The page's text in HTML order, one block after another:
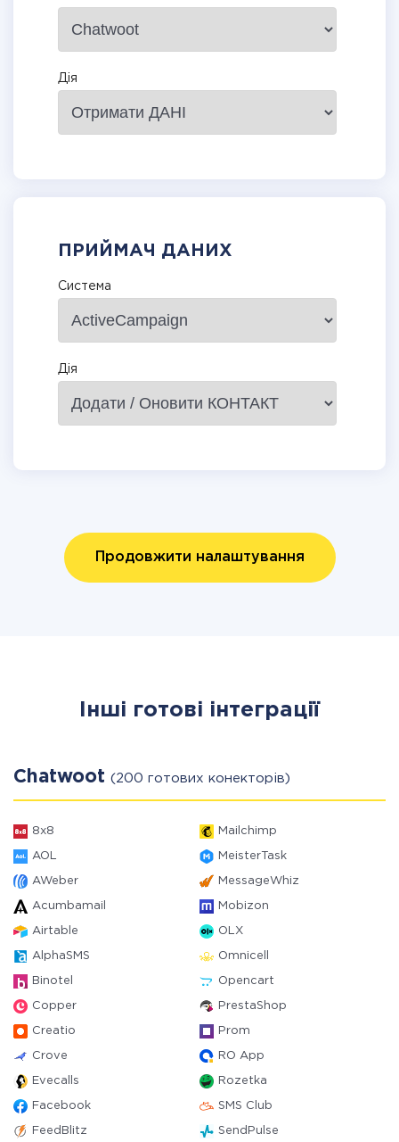
Дія
ПРИЙМАЧ ДАНИХ
Система
Дія
Продовжити налаштування
Інші готові інтеграції
Chatwoot (200 готових конекторів)
8x8 Mailchimp
AOL MeisterTask
AWeber MessageWhiz
Acumbamail Mobizon
Airtable OLX
AlphaSMS Omnicell
Binotel Opencart
Copper PrestaShop
Creatio Prom
Crove RO App
Evecalls Rozetka
Facebook SMS Club
FeedBlitz SendPulse